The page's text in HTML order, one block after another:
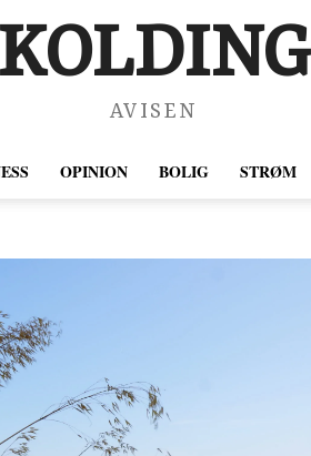
KOLDING
AVISEN
OPINION BOLIG STRØM